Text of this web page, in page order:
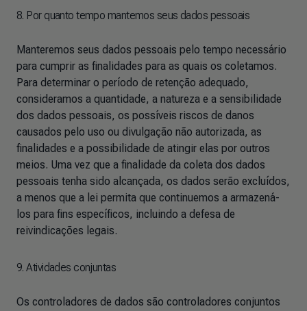
8. Por quanto tempo mantemos seus dados pessoais
Manteremos seus dados pessoais pelo tempo necessário
para cumprir as finalidades para as quais os coletamos.
Para determinar o período de retenção adequado,
consideramos a quantidade, a natureza e a sensibilidade
dos dados pessoais, os possíveis riscos de danos
causados pelo uso ou divulgação não autorizada, as
finalidades e a possibilidade de atingir elas por outros
meios. Uma vez que a finalidade da coleta dos dados
pessoais tenha sido alcançada, os dados serão excluídos,
a menos que a lei permita que continuemos a armazená-
los para fins específicos, incluindo a defesa de
reivindicações legais.
9. Atividades conjuntas
Os controladores de dados são controladores conjuntos